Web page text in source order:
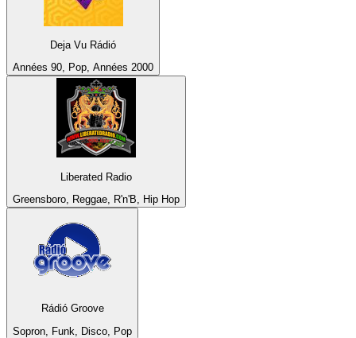
Deja Vu Rádió
Années 90, Pop, Années 2000
Liberated Radio
Greensboro, Reggae, R'n'B, Hip Hop
Rádió Groove
Sopron, Funk, Disco, Pop